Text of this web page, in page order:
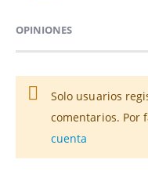
OPINIONES
Solo usuarios
comentarios. Por
cuenta